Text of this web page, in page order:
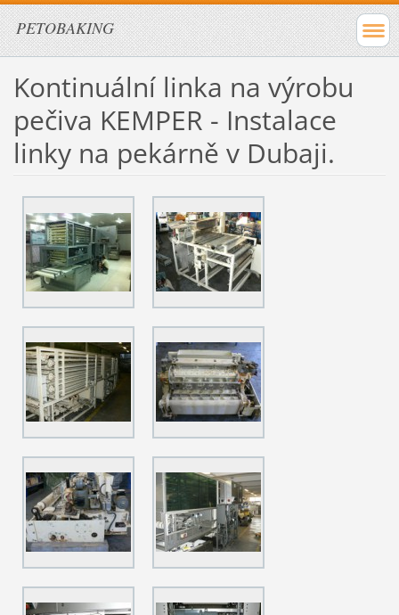
PETOBAKING
Kontinuální linka na výrobu
pečiva KEMPER - Instalace
linky na pekárně v Dubaji.